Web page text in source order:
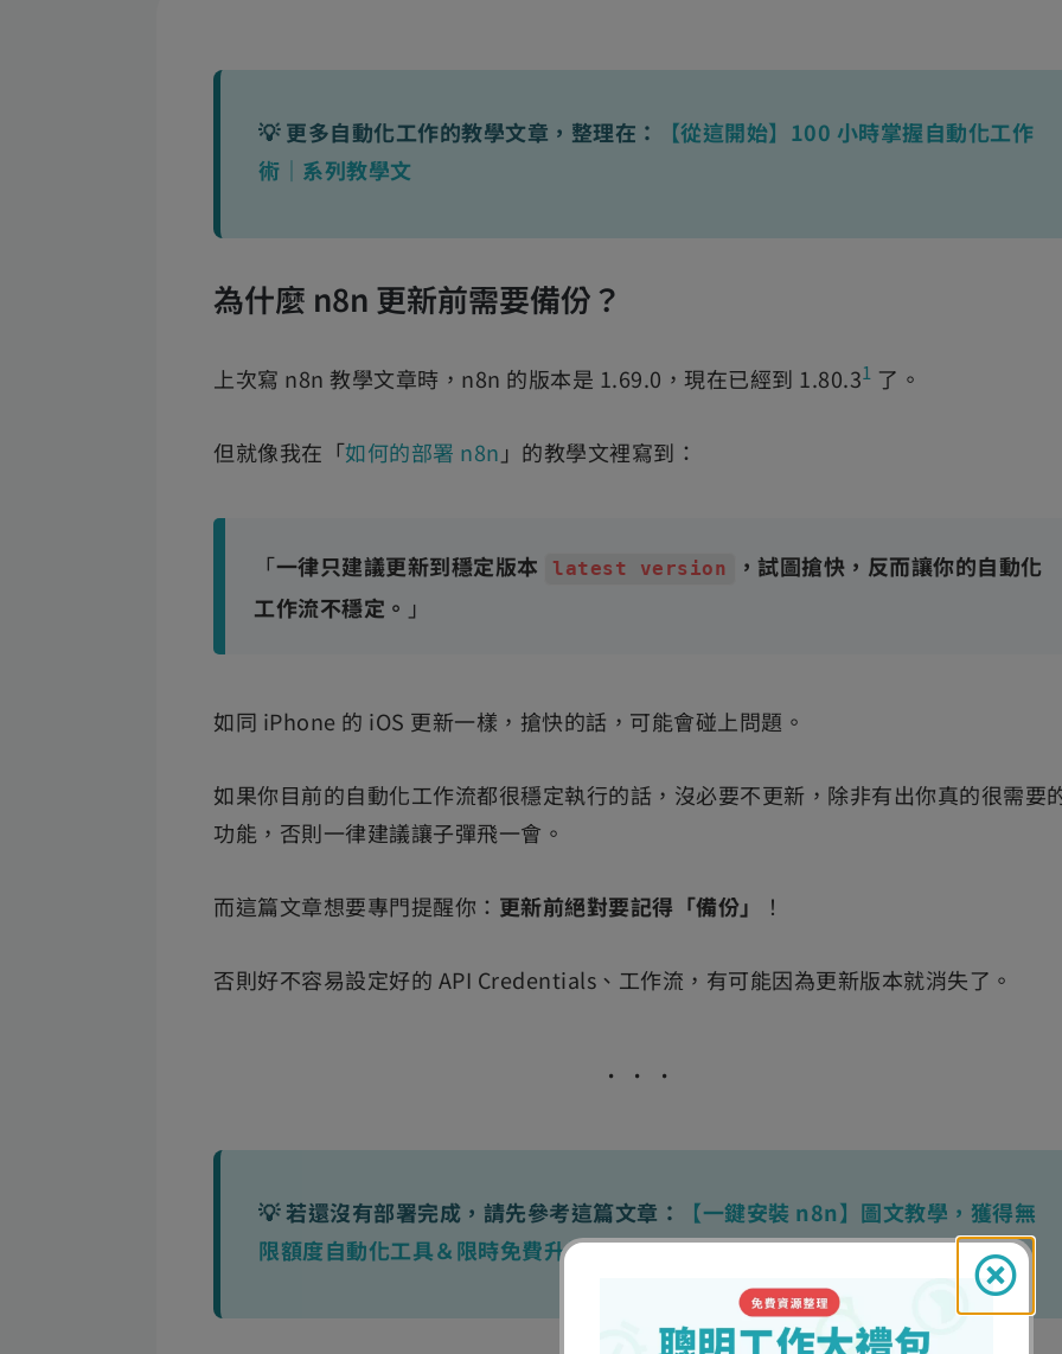
💡 更多自動化工作的教學文章，整理在：
【從這開始】100 小時掌握自動化工作
術｜系列教學文
為什麼 n8n 更新前需要備份？
上次寫 n8n 教學文章時，n8n 的版本是 1.69.0，現在已經到 1.80.31 了。
但就像我在「如何的部署 n8n 」的教學文裡寫到：
「一律只建議更新到穩定版本 latest version
，試圖搶快，反而讓你的自動化
工作流不穩定。 」
如同 iPhone 的 iOS 更新一樣，搶快的話，可能會碰上問題。
如果你目前的自動化工作流都很穩定執行的話，沒必要不更新，除非有出你真的很需要
功能，否則一律建議讓子彈飛一會。
而這篇文章想要專門提醒你： 更新前絕對要記得「備份」 ！
否則好不容易設定好的 API Credentials、工作流，有可能因為更新版本就消失了。
💡 若還沒有部署完成，請先參考這篇文章：
【一鍵安裝 n8n】圖文教學，獲得無
限額度自動化工具＆限時免費升級企業版功能